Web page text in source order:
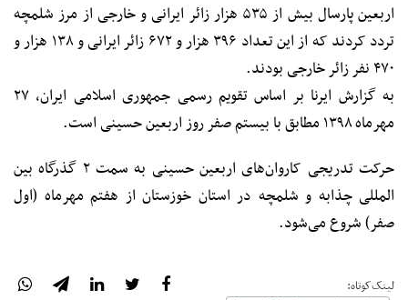
اربعین پارسال بیش از ۵۳۵ هزار زائر ایرانی و خارجی از مرز شلمچه
تردد کردند که از این تعداد ۳۹۶ هزار و ۶۷۲ زائر ایرانی و ۱۳۸ هزار و
۴۷۰ نفر زائر خارجی بودند.
به گزارش ایرنا بر اساس تقویم رسمی جمهوری اسلامی ایران، ۲۷
مهرماه ۱۳۹۸ مطابق با بیستم صفر روز اربعین حسینی است.
حرکت تدریجی کاروان‌های اربعین حسینی به سمت ۲ گذرگاه بین
المللی چذابه و شلمچه در استان خوزستان از هفتم مهرماه (اول
صفر) شروع می‌شود.
لینک‌کوتاه: